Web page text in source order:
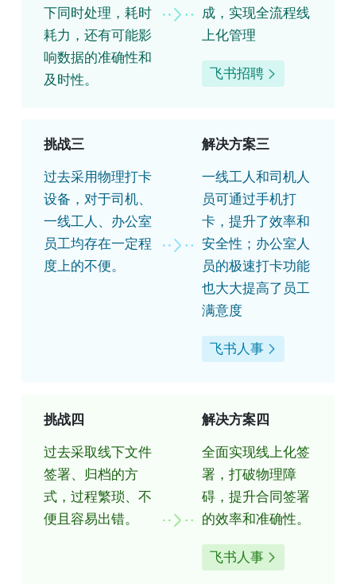
下同时处理，耗时
耗力，还有可能影
响数据的准确性和
及时性。
成，实现全流程线
上化管理
飞书招聘
挑战三
过去采用物理打卡
设备，对于司机、
一线工人、办公室
员工均存在一定程
度上的不便。
解决方案三
一线工人和司机人
员可通过手机打
卡，提升了效率和
安全性；办公室人
员的极速打卡功能
也大大提高了员工
满意度
飞书人事
挑战四
过去采取线下文件
签署、归档的方
式，过程繁琐、不
便且容易出错。
解决方案四
全面实现线上化签
署，打破物理障
碍，提升合同签署
的效率和准确性。
飞书人事